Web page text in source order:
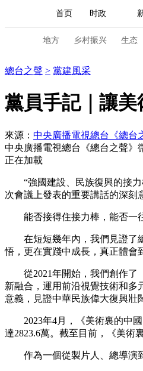
首页 时政
人民领袖习近平
直播 栏目大全
海外频道 iPanda
地方 乡村振兴 生态
新闻 国内 国
视频 小央视频
体育 直播 竞
VIP会员 CCTV
财经 教育 乡
總台之聲 > 黨建風采
黨員手記｜讓
來源： 中央廣播電視總台《總台
中央廣播電視總台《總台之聲》
正在加載
“強國建設、民族復興的接力
次會議上發表的重要講話的深刻
能否接得住接力棒，能否一往
在短短幾年內，我們見證了總
悟，更在實踐中成長，真正體會
從2021年開始，我們創作了《
新融合，運用前沿視覺技術和多
意義，見證中華民族偉大復興壯
2023年4月，《美術裏的中國
達2823.6萬。截至目前，《美術
作為一個從製片人、總導演到